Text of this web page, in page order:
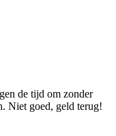
de tijd om zonder
Niet goed, geld terug!